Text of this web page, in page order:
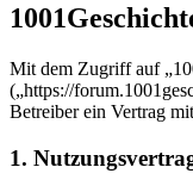
Mit dem Zugriff auf
(„https://
Betreiber ein Vertrag
1.